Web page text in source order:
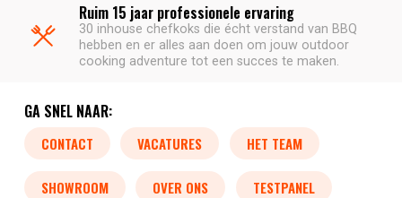
Ruim 15 jaar professionele ervaring
30 inhouse chefkoks die écht verstand van BBQ
hebben en er alles aan doen om jouw outdoor
cooking adventure tot een succes te maken.
GA SNEL NAAR:
CONTACT VACATURES HET TEAM
SHOWROOM OVER ONS TESTPANEL